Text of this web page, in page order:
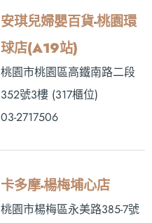
安琪兒婦嬰百貨-桃園環
球店(A19站)
桃園市桃園區高鐵南路二段
352號3樓 (317櫃位)
03-2717506
卡多摩-楊梅埔心店
桃園市楊梅區永美路385-7號